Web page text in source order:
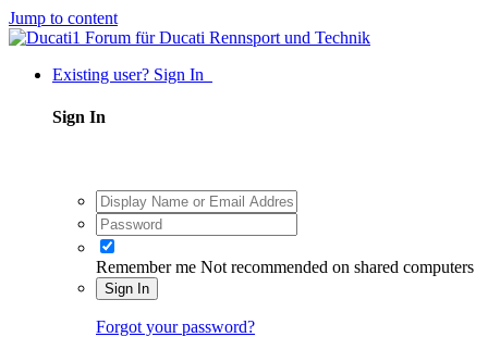
Jump to content
Existing user? Sign In
Sign In
Remember me Not recommended on shared computers
Sign In
Forgot your password?